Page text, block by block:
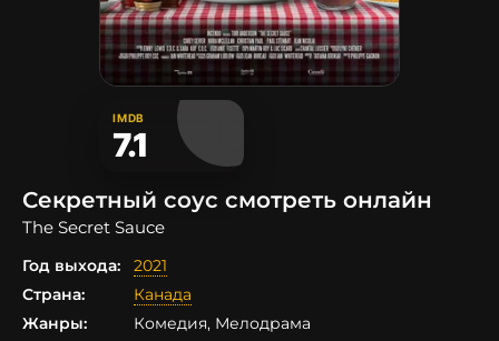
IMDB
7.1
Секретный соус смотреть онлайн
The Secret Sauce
Год выхода:
2021
Страна:
Канада
Жанры:
Комедия, Мелодрама